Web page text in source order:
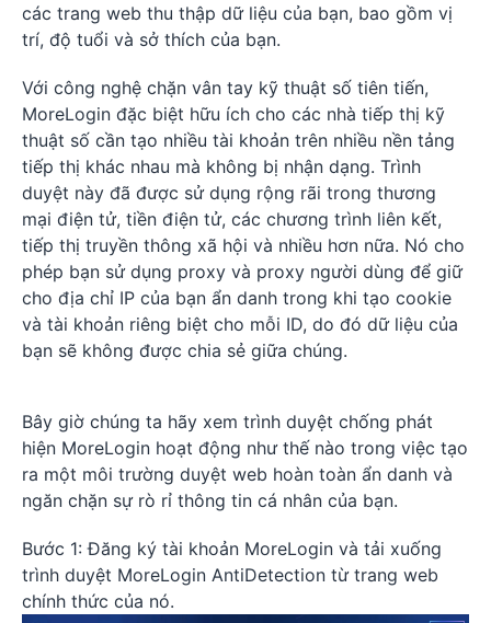
các trang web thu thập dữ liệu của bạn, bao gồm vị
trí, độ tuổi và sở thích của bạn.
Với công nghệ chặn vân tay kỹ thuật số tiên tiến,
MoreLogin đặc biệt hữu ích cho các nhà tiếp thị kỹ
thuật số cần tạo nhiều tài khoản trên nhiều nền tảng
tiếp thị khác nhau mà không bị nhận dạng. Trình
duyệt này đã được sử dụng rộng rãi trong thương
mại điện tử, tiền điện tử, các chương trình liên kết,
tiếp thị truyền thông xã hội và nhiều hơn nữa. Nó cho
phép bạn sử dụng proxy và proxy người dùng để giữ
cho địa chỉ IP của bạn ẩn danh trong khi tạo cookie
và tài khoản riêng biệt cho mỗi ID, do đó dữ liệu của
bạn sẽ không được chia sẻ giữa chúng.
Bây giờ chúng ta hãy xem trình duyệt chống phát
hiện MoreLogin hoạt động như thế nào trong việc tạo
ra một môi trường duyệt web hoàn toàn ẩn danh và
ngăn chặn sự rò rỉ thông tin cá nhân của bạn.
Bước 1: Đăng ký tài khoản MoreLogin và tải xuống
trình duyệt MoreLogin AntiDetection từ trang web
chính thức của nó.